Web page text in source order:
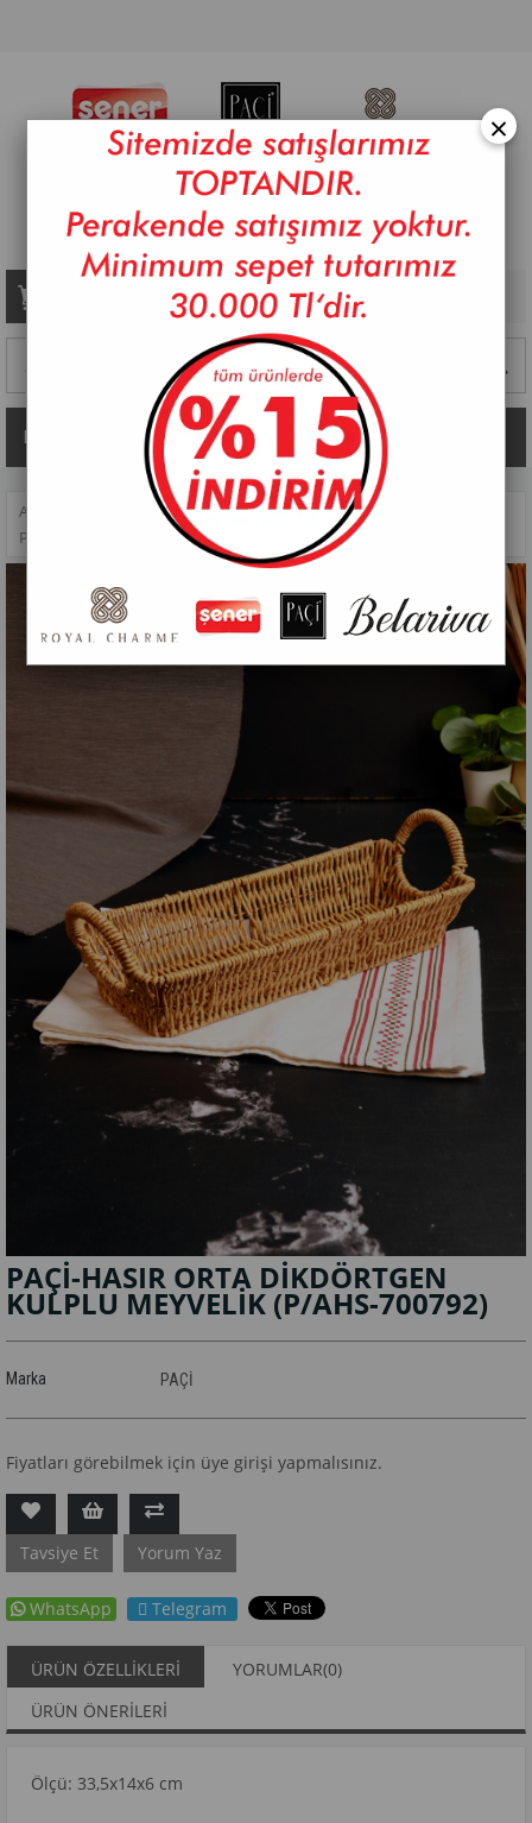
Sepetim 0 Ürün
ANASAYFA MUTFAK AKSESUARLARI > SAKLAMA KAPLARI
PAÇİ-HASIR ORTA DİKDÖRTGEN KULPLU MEYVELİK
PAÇİ-HASIR ORTA DİKDÖRTGEN
KULPLU MEYVELİK (P/AHS-700792)
Marka PAÇİ
Fiyatları görebilmek için üye girişi yapmalısınız.
Tavsiye Et Yorum Yaz
WhatsApp Telegram
ÜRÜN ÖZELLIKLERI YORUMLAR(0)
ÜRÜN ÖNERILERI
Ölçü: 33,5x14x6 cm
×